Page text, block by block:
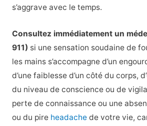
s’aggrave avec le temps.
Consultez immédiatement un
911) si une sensation soudaine de
les mains s’accompagne d’un
d’une faiblesse d’un côté du corps,
du niveau de conscience ou de
perte de connaissance ou une
ou du pire headachede votre vie,